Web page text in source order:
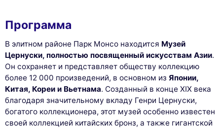
Программа
В элитном районе Парк Монсо находится Музей
Цернуски, полностью посвященный искусствам Азии.
Он сохраняет и представляет обществу коллекцию
более 12 000 произведений, в основном из Японии,
Китая, Кореи и Вьетнама. Созданный в конце XIX века
благодаря значительному вкладу Генри Цернуски,
богатого коллекционера, этот музей особенно известен
своей коллекцией китайских бронз, а также гигантской